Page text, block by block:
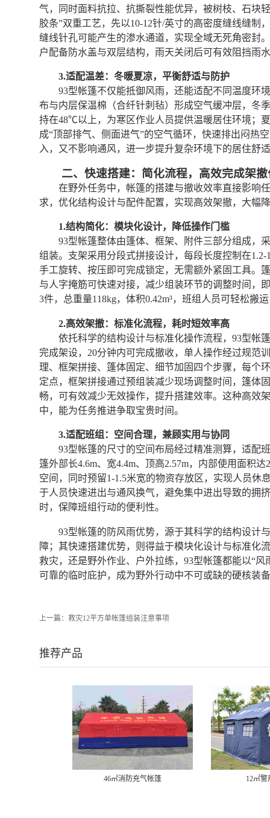
气，同时面料抗拉、抗撕裂性能优异，被树枝、石块
胶条”双重工艺，先以10-12针/英寸的高密度缝线缝
缝线针孔可能产生的渗水通道，实现全域无死角密封
户配备防水盖与双层结构，雨天关闭后可有效阻挡雨
3.适配温差：冬暖夏凉，平衡舒适与防护
93型帐篷不仅能抵御风雨，还能适配不同温度环
布与内层保温棉（合纤针刺毡）形成空气缓冲层，冬
持在48℃以上，为寒区作业人员提供温暖居住环境；
成“顶部排气、侧面进气”的空气循环，快速排出闷热
入，又不影响通风，进一步提升复杂环境下的居住舒
二、快速搭建：简化流程，高效完成架
在野外任务中，帐篷的搭建与撤收效率直接影响
求，优化结构设计与配件配置，实现高效架撤，大幅
1.结构简化：模块化设计，降低操作门槛
93型帐篷整体由篷体、框架、附件三部分组成，
组装。支架采用分段式拼接设计，每段长度控制在
手工旋转、按压即可完成锁定，无需额外紧固工具。
与人字掩筋可快速对接，减少组装环节的调整时间，
3件，总重量118kg，体积0.42m³，班组人员可轻松搬
2.高效架撤：标准化流程，耗时短效率高
依托科学的结构设计与标准化操作流程，93型帐
完成架设，20分钟内可完成撤收，单人操作经过规范
理、框架拼接、篷体固定、细节加固四个步骤，每个
定点，框架拼接通过预组装减少现场调整时间，篷体
畅，可有效减少无效操作，提升搭建效率。这种高效
中，能为任务推进争取宝贵时间。
3.适配班组：空间合理，兼顾实用与协同
93型帐篷的尺寸的空间布局经过精准测算，适配
篷外部长4.6m、宽4.4m、顶高2.57m，内部使用面积
空间，同时预留1-1.5米宽的物资存放区，实现人员休
于人员快速进出与通风换气，避免集中进出导致的拥
时，保障班组行动的便利性。
93型帐篷的防风雨优势，源于其科学的结构设计
障；其快速搭建优势，则得益于模块化设计与标准化
救灾，还是野外作业、户外拉练，93型帐篷都能以“
可靠的临时庇护，成为野外行动中不可或缺的硬核装
上一篇： 救灾12平方单帐篷组装注意事项
推荐产品
46㎡消防充气帐篷 12㎡